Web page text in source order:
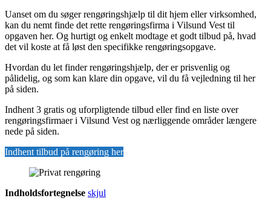
Uanset om du søger rengøringshjælp til dit hjem eller virksomhed,
kan du nemt finde det rette rengøringsfirma i Vilsund Vest til
opgaven her. Og hurtigt og enkelt modtage et godt tilbud på, hvad
det vil koste at få løst den specifikke rengøringsopgave.
Hvordan du let finder rengøringshjælp, der er prisvenlig og
pålidelig, og som kan klare din opgave, vil du få vejledning til her
på siden.
Indhent 3 gratis og uforpligtende tilbud eller find en liste over
rengøringsfirmaer i Vilsund Vest og nærliggende områder længere
nede på siden.
Indhent tilbud på rengøring her
Indholdsfortegnelse skjul